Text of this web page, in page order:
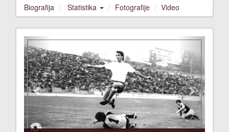
Biografija Statistika Fotografije Video
Previous Next